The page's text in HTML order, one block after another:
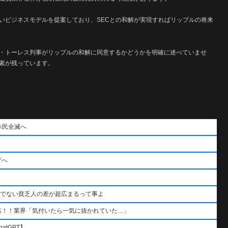
ジネスモデルを提案しており、SECとの和解が実現すればリップルの将来
ーレス判事がリップルの和解に同意するかどうかを明確に述べていませ
が残っています。
民全滅へ
へ
ない貧乏人の差が超広まるって事よ
！業界「気付いたら一気に抜かれていた…」